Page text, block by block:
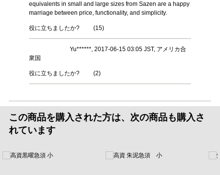
equivalents in small and large sizes from Sazen are a happy
marriage between price, functionality, and simplicity.
役に立ちましたか? (15)
Yu******, 2017-06-15 03:05 JST, アメリカ合
衆国
役に立ちましたか? (2)
この商品を購入された方は、次の商品も購入さ
れています